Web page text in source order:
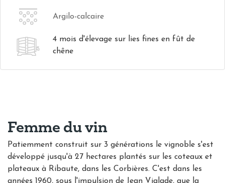
Argilo-calcaire
4 mois d'élevage sur lies fines en fût de
chêne
Femme du vin
Patiemment construit sur 3 générations le vignoble s'est
développé jusqu'à 27 hectares plantés sur les coteaux et
plateaux à Ribaute, dans les Corbières. C'est dans les
années 1960, sous l'impulsion de Jean Vialade, que la